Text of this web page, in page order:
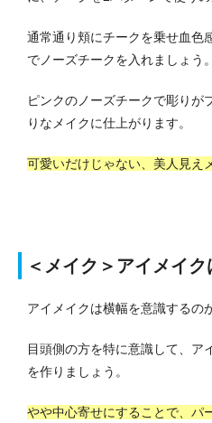
通常通り頬にチークを乗せ血色
でノーズチークを入れましょう。
ピンクのノーズチークで彫りが
りなメイクに仕上がります。
可愛いだけじゃない、美人見え
＜メイク＞アイメイ
アイメイクは横幅を意識するの
目頭側の方を特に意識して、ア
を作りましょう。
やや中心寄せにすることで、パ